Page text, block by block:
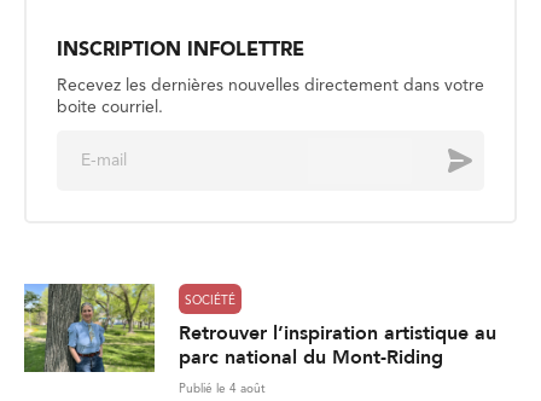
l
Retrouver l’inspiration artistique au
La sécurité aquatique, un enjeu
estival
Publié le 3 août